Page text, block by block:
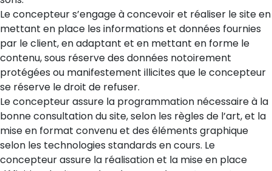
Le concepteur s’engage à concevoir et réaliser le site en
mettant en place les informations et données fournies
par le client, en adaptant et en mettant en forme le
contenu, sous réserve des données notoirement
protégées ou manifestement illicites que le concepteur
se réserve le droit de refuser.
Le concepteur assure la programmation nécessaire à la
bonne consultation du site, selon les règles de l’art, et la
mise en format convenu et des éléments graphique
selon les technologies standards en cours. Le
concepteur assure la réalisation et la mise en place